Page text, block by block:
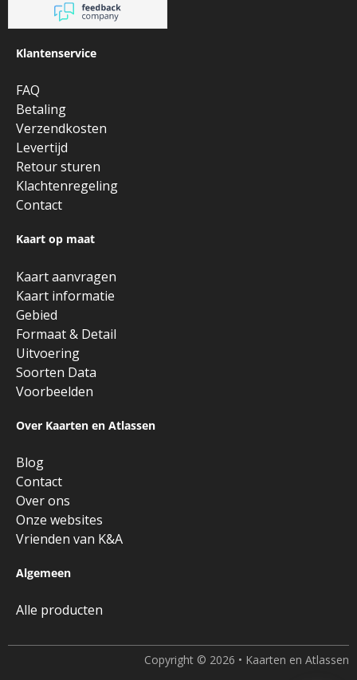
Klantenservice
FAQ
Betaling
Verzendkosten
Levertijd
Retour sturen
Klachtenregeling
Contact
Kaart op maat
Kaart aanvragen
Kaart informatie
Gebied
Formaat & Detail
Uitvoering
Soorten Data
Voorbeelden
Over Kaarten en Atlassen
Blog
Contact
Over ons
Onze websites
Vrienden van K&A
Algemeen
Alle producten
Copyright © 2026 • Kaarten en Atlassen